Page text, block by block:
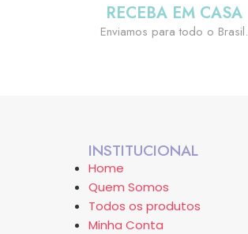
RECEBA EM CASA
Enviamos para todo o Brasil.
INSTITUCIONAL
Home
Quem Somos
Todos os produtos
Minha Conta